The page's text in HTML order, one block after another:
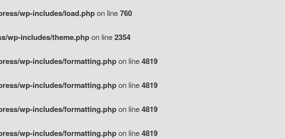
wp-includes/load.phpon line760
wp-includes/theme.phpon line2354
wp-includes/formatting.phpon line4819
wp-includes/formatting.phpon line4819
wp-includes/formatting.phpon line4819
wp-includes/formatting.phpon line4819